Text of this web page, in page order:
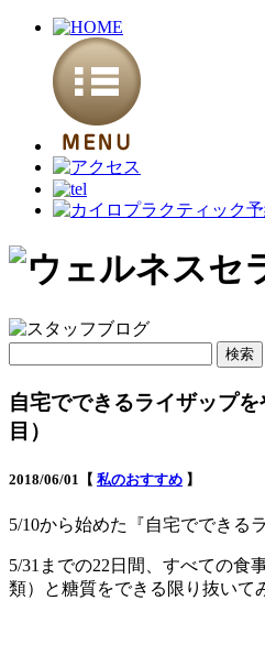
自宅でできるライザップ
目）
2018/06/01【 私のおすすめ 】
5/10から始めた『自宅でできる
5/31までの22日間、すべての食
類）と糖質をできる限り抜いて